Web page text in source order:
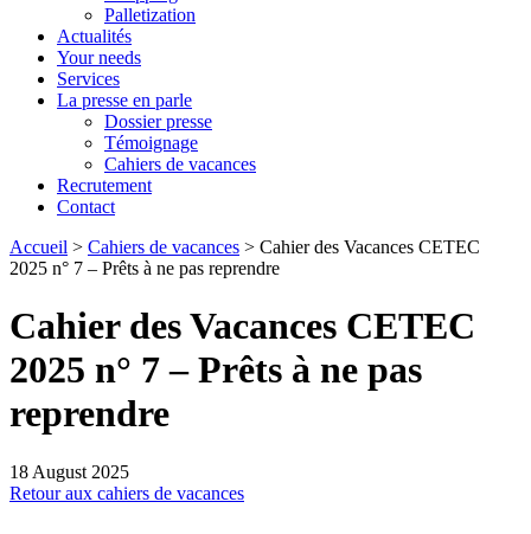
Palletization
Actualités
Your needs
Services
La presse en parle
Dossier presse
Témoignage
Cahiers de vacances
Recrutement
Contact
Accueil > Cahiers de vacances > Cahier des Vacances CETEC
2025 n° 7 – Prêts à ne pas reprendre
Cahier des Vacances CETEC
2025 n° 7 – Prêts à ne pas
reprendre
18 August 2025
Retour aux cahiers de vacances